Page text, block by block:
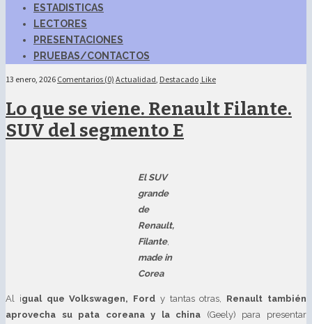
ESTADISTICAS
LECTORES
PRESENTACIONES
PRUEBAS/CONTACTOS
13 enero, 2026 Comentarios (0) Actualidad, Destacado Like
Lo que se viene. Renault Filante.
SUV del segmento E
El SUV
grande
de
Renault,
Filante,
made in
Corea
Al igual que Volkswagen, Ford y tantas otras, Renault también
aprovecha su pata coreana y la china (Geely) para presentar